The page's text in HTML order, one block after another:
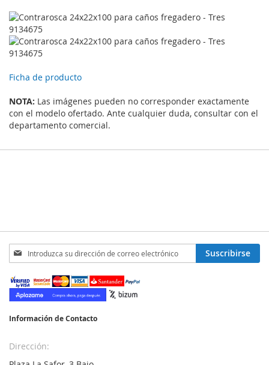
Ficha de producto
NOTA: Las imágenes pueden no corresponder exactamente
con el modelo ofertado. Ante cualquier duda, consultar con el
departamento comercial.
Inscríbase
a
nuestro
boletín
de
Suscribirse
Información de Contacto
Dirección: